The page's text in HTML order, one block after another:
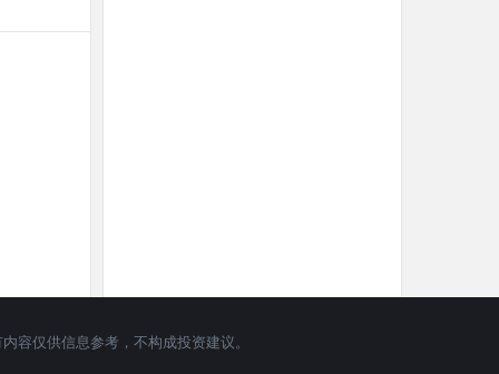
容仅供信息参考，不构成投资建议。